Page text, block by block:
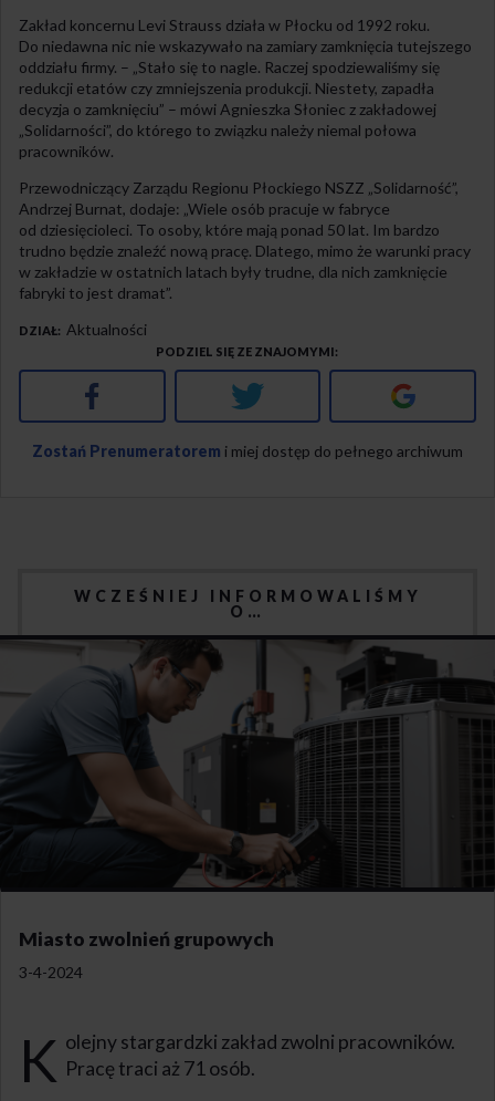
Zakład koncernu Levi Strauss działa w Płocku od 1992 roku.
Do niedawna nic nie wskazywało na zamiary zamknięcia tutejszego
oddziału firmy. – „Stało się to nagle. Raczej spodziewaliśmy się
redukcji etatów czy zmniejszenia produkcji. Niestety, zapadła
decyzja o zamknięciu” – mówi Agnieszka Słoniec z zakładowej
„Solidarności”, do którego to związku należy niemal połowa
pracowników.
Przewodniczący Zarządu Regionu Płockiego NSZZ „Solidarność”,
Andrzej Burnat, dodaje: „Wiele osób pracuje w fabryce
od dziesięcioleci. To osoby, które mają ponad 50 lat. Im bardzo
trudno będzie znaleźć nową pracę. Dlatego, mimo że warunki pracy
w zakładzie w ostatnich latach były trudne, dla nich zamknięcie
fabryki to jest dramat”.
DZIAŁ Aktualności
PODZIEL SIĘ ZE ZNAJOMYMI
Facebook Twitter Google+
Zostań Prenumeratorem i miej dostęp do pełnego archiwum
WCZEŚNIEJ INFORMOWALIŚMY
O…
Miasto zwolnień grupowych
3-4-2024
K olejny stargardzki zakład zwolni pracowników.
Pracę traci aż 71 osób.